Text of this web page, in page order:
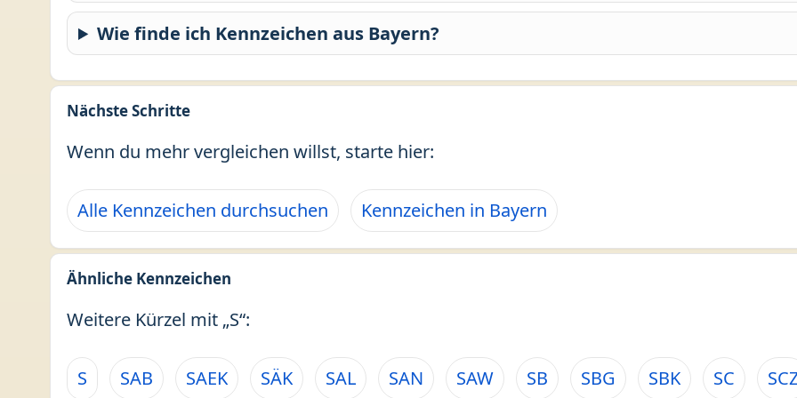
Wie finde ich Kennzeichen aus Bayern?
Nächste Schritte
Wenn du mehr vergleichen willst, starte hier:
Alle Kennzeichen durchsuchen Kennzeichen in Bayern
Ähnliche Kennzeichen
Weitere Kürzel mit „S“:
S SAB SAEK SÄK SAL SAN SAW SB SBG SBK SC